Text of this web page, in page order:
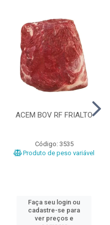
ACEM BOV RF FRIALTO
Código: 3535
Produto de peso variável
Faça seu login ou
cadastre-se para
ver preços e